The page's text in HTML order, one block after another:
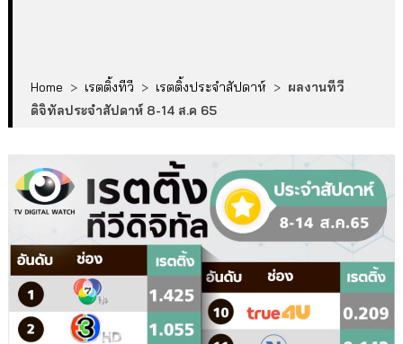
Home > เรตติ้งทีวี > เรตติ้งประจำสัปดาห์ > ผลงานทีวี
ดิจิทัลประจำสัปดาห์ 8-14 ส.ค 65